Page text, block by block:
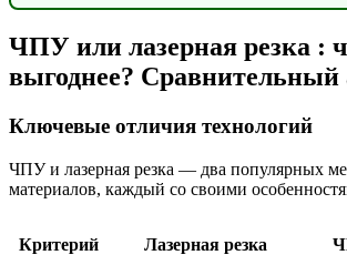
ЧПУ или лазерная резка :
выгоднее? Сравнительный
Ключевые отличия технологий
ЧПУ и лазерная резка — два популярных
материалов, каждый со своими
Критерий Лазерная резка